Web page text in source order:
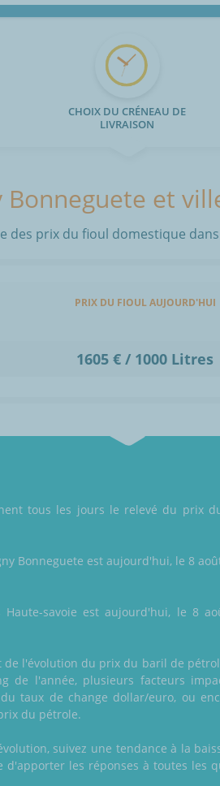
CHOIX DU CRÉNEAU DE
LIVRAISON
Bonneguete et
des prix du fioul domestique
PRIX DU FIOUL AUJOURD'HUI
1605 € / 1000 Litres
tous les jours le relevé du prix
Bonneguete est aujourd'hui, le 8
savoie est aujourd'hui, le 8
l'évolution du prix du baril de
de l'année, plusieurs facteurs
taux de change dollar/euro, ou
du pétrole.
suivez une tendance à la
les réponses à toutes les